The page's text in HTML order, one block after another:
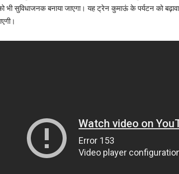
को भी सुविधाजनक बनाया जाएगा। यह ट्रेन कुमाऊं के पर्यटन को